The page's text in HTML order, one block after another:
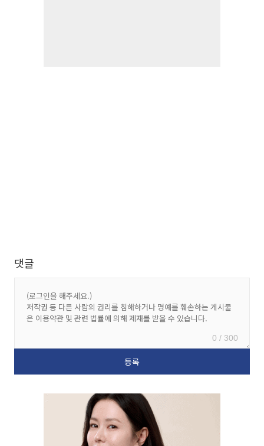
댓글
0 / 300